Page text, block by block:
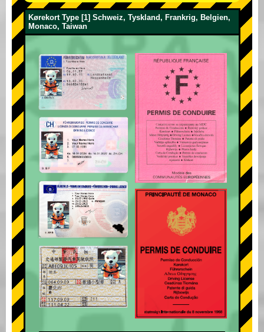
Kørekort Type [1] Schweiz, Tyskland, Frankrig, Belgien,
Monaco, Taiwan